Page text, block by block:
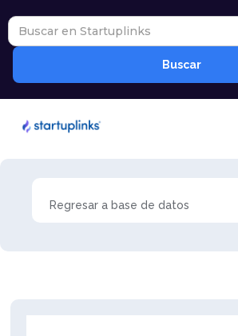
Regresar a base de datos